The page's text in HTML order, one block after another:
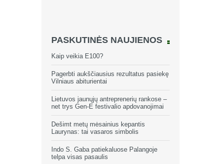
PASKUTINĖS NAUJIENOS
Kaip veikia E100?
Pagerbti aukščiausius rezultatus pasiekę
Vilniaus abiturientai
Lietuvos jaunųjų antreprenerių rankose –
net trys Gen-E festivalio apdovanojimai
Dešimt metų mėsainius kepantis
Laurynas: tai vasaros simbolis
Indo S. Gaba patiekaluose Palangoje
telpa visas pasaulis